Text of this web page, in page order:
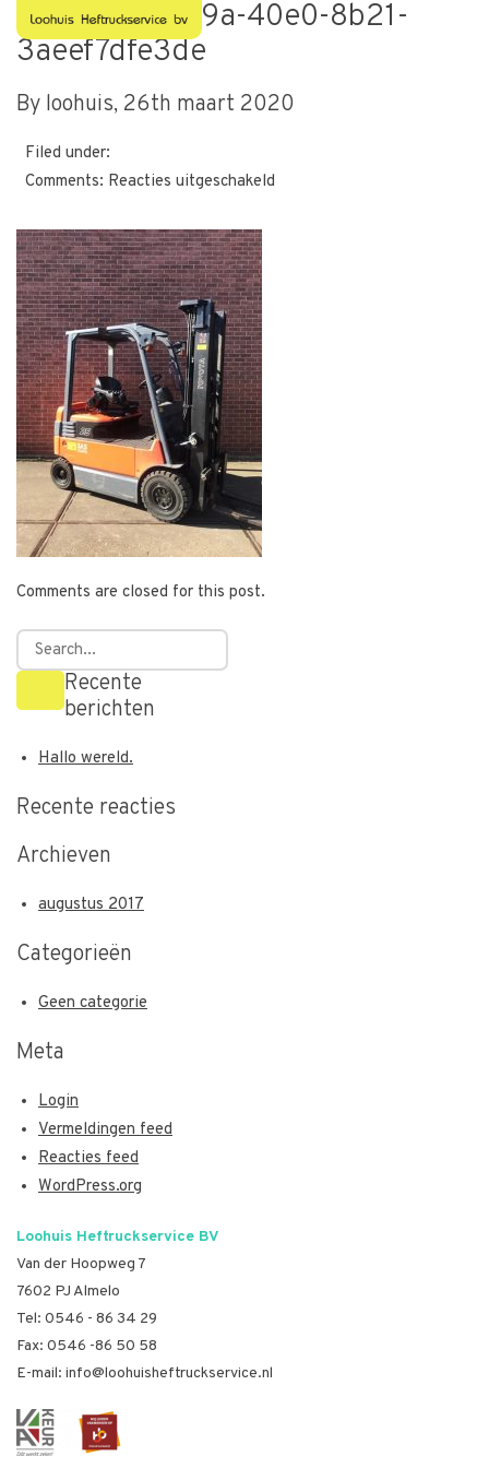
0469e80a-a79a-40e0-8b21-
3aeef7dfe3de
By loohuis, 26th maart 2020
Filed under:
Comments: Reacties uitgeschakeld
Comments are closed for this post.
Recente
berichten
Hallo wereld.
Recente reacties
Archieven
augustus 2017
Categorieën
Geen categorie
Meta
Login
Vermeldingen feed
Reacties feed
WordPress.org
Loohuis Heftruckservice BV
Van der Hoopweg 7
7602 PJ Almelo
Tel: 0546 - 86 34 29
Fax: 0546 -86 50 58
E-mail: info@loohuisheftruckservice.nl